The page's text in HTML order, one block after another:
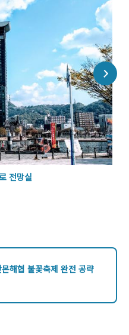
전망실
해협 불꽃축제 완전 공략